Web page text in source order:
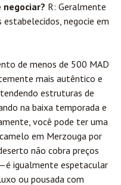
negociar? R: Geralmente
estabelecidos, negocie em
de menos de 500 MAD
mais autêntico e
estruturas de
na baixa temporada e
você pode ter uma
em Merzouga por
não cobra preços
igualmente espetacular
ou pousada com